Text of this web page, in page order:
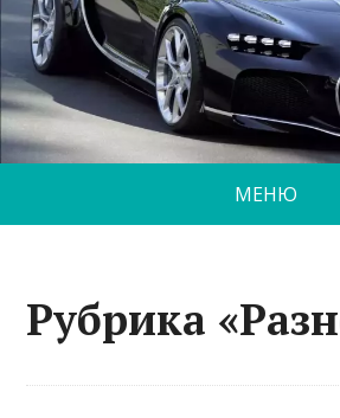
МЕНЮ
Рубрика